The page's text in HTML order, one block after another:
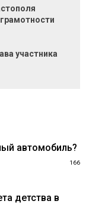
участника
автомобиль?
166
детства в